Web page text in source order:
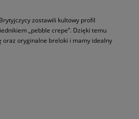
zostawili kultowy profil
„pebble crepe”. Dzięki temu
oraz oryginalne breloki i mamy idealny